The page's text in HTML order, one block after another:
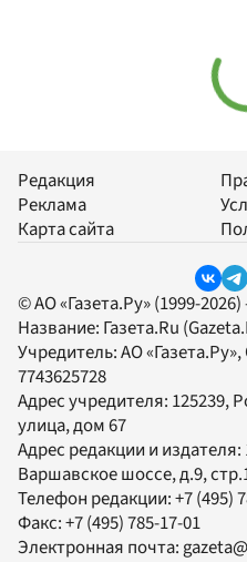
Редакция
Реклама
Карта сайта
© АО «Газета.Ру» (1999-
Название: Газета.Ru
Учредитель:АО «Газета.Ру»,
7743625728
Адрес учредителя: 125239,
улица, дом 67
Адрес редакции и издателя:
Варшавское шоссе, д.9,
Телефон редакции:+7 (495)
Факс:+7 (495) 785-17-01
Электронная почта: